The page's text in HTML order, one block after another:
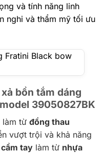
và tính năng linh
nghi và thẩm mỹ tối ưu
bồn tắm dáng
39050827BK
làm từ đồng thau
vượt trội và khả năng
taylàm từ nhựa